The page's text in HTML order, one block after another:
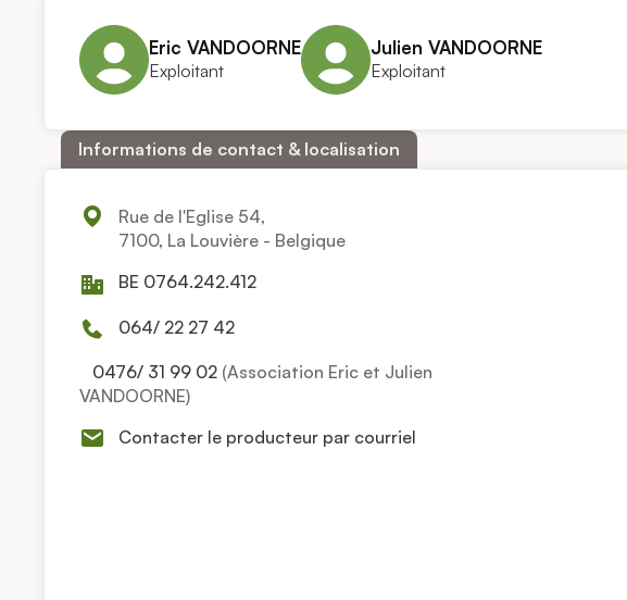
Eric VANDOORNE
Exploitant
Julien VANDOORNE
Exploitant
Informations de contact & localisation
Rue de l'Eglise 54,
7100, La Louvière - Belgique
BE 0764.242.412
064/ 22 27 42
0476/ 31 99 02 (Association Eric et Julien
VANDOORNE)
Contacter le producteur par courriel